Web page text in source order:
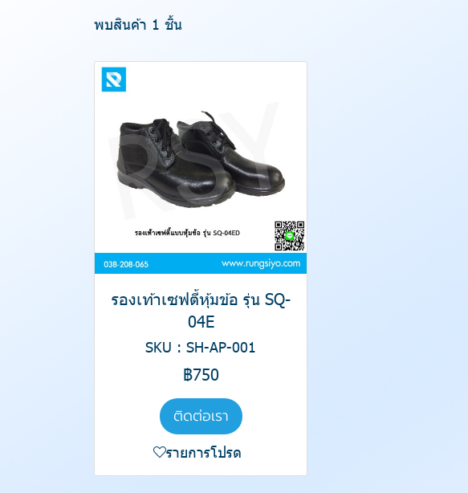
พบสินค้า 1 ชิ้น
รองเท้าเซฟตี้หุ้มข้อ รุ่น SQ-
04E
SKU : SH-AP-001
฿750
ติดต่อเรา
รายการโปรด